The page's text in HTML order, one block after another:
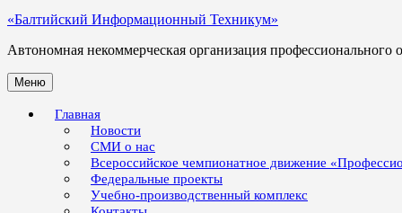
«Балтийский Информационный Техникум»
Автономная некоммерческая организация профессионального
Меню
Главная
Новости
СМИ о нас
Всероссийское чемпионатное движение
Федеральные проекты
Учебно-производственный комплекс